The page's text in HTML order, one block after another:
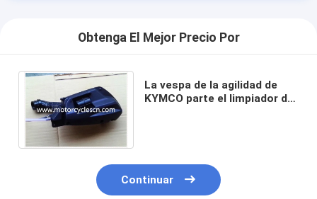
Obtenga El Mejor Precio Por
La vespa de la agilidad de
KYMCO parte el limpiador del
Continuar